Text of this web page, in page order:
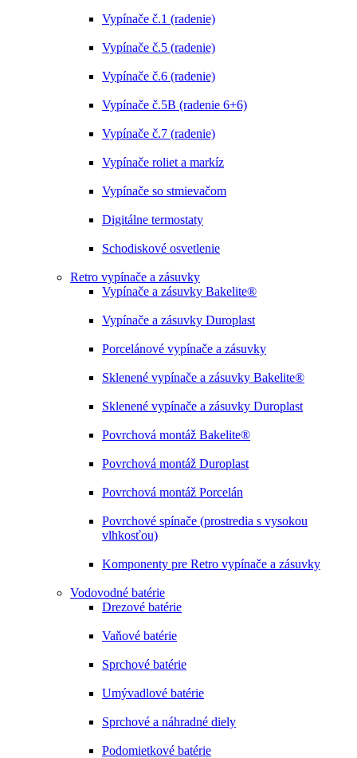
Vypínače č.1 (radenie)
Vypínače č.5 (radenie)
Vypínače č.6 (radenie)
Vypínače č.5B (radenie 6+6)
Vypínače č.7 (radenie)
Vypínače roliet a markíz
Vypínače so stmievačom
Digitálne termostaty
Schodiskové osvetlenie
Retro vypínače a zásuvky
Vypínače a zásuvky Bakelite®
Vypínače a zásuvky Duroplast
Porcelánové vypínače a zásuvky
Sklenené vypínače a zásuvky Bakelite®
Sklenené vypínače a zásuvky Duroplast
Povrchová montáž Bakelite®
Povrchová montáž Duroplast
Povrchová montáž Porcelán
Povrchové spínače (prostredia s vysokou
vlhkosťou)
Komponenty pre Retro vypínače a zásuvky
Vodovodné batérie
Drezové batérie
Vaňové batérie
Sprchové batérie
Umývadlové batérie
Sprchové a náhradné diely
Podomietkové batérie